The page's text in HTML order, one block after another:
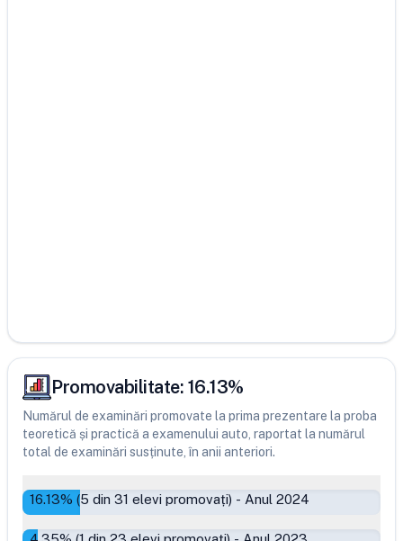
Promovabilitate: 16.13%
Numărul de examinări promovate la prima prezentare la proba
teoretică și practică a examenului auto, raportat la numărul
total de examinări susținute, în anii anteriori.
16.13% (5 din 31 elevi promovați) - Anul 2024